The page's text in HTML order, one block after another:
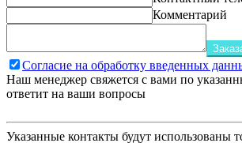
Комментарий
Согласие на обработку введенных
Наш менеджер свяжется с вами по
ответит на ваши вопросы
Указанные контакты будут использованы